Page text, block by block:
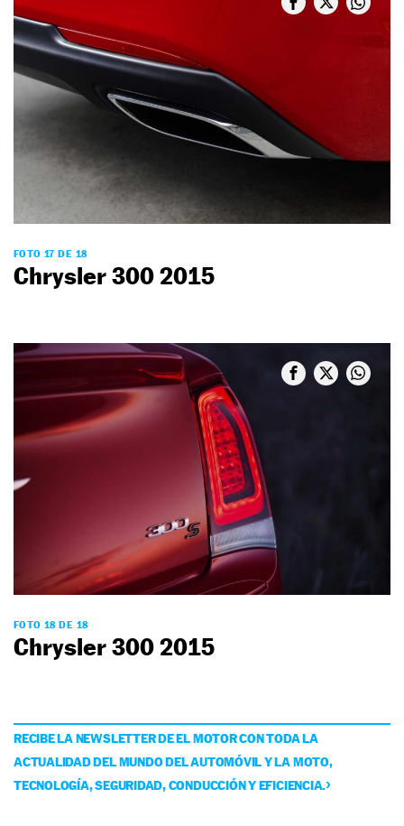
FOTO 17 DE 18
Chrysler 300 2015
FOTO 18 DE 18
Chrysler 300 2015
RECIBE LA NEWSLETTER DE EL MOTOR CON TODA LA
ACTUALIDAD DEL MUNDO DEL AUTOMÓVIL Y LA MOTO,
TECNOLOGÍA, SEGURIDAD, CONDUCCIÓN Y EFICIENCIA.